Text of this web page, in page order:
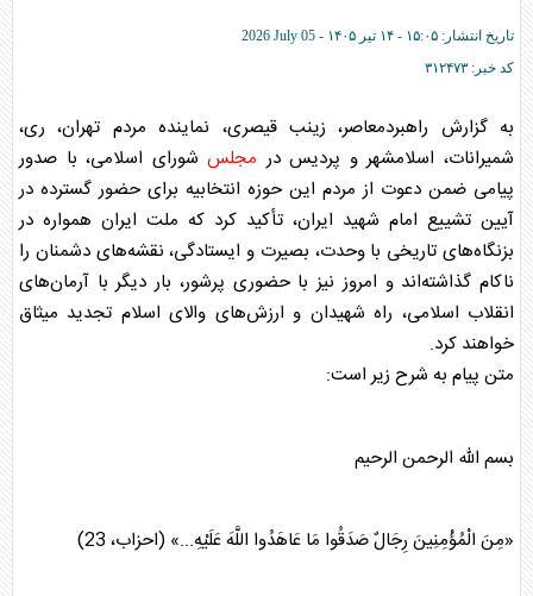
تاریخ انتشار: ۱۵:۰۵ - ۱۴ تير ۱۴۰۵ -
2026 July 05
کد خبر: ۳۱۲۴۷۳
به گزارش راهبردمعاصر، زینب قیصری، نماینده مردم تهران، ری،
شمیرانات، اسلامشهر و پردیس در مجلسشورای اسلامی، با صدور
پیامی ضمن دعوت از مردم این حوزه انتخابیه برای حضور گسترده در
آیین تشییع امام شهید ایران، تأکید کرد که ملت ایران همواره در
بزنگاه‌های تاریخی با وحدت، بصیرت و ایستادگی، نقشه‌های دشمنان را
ناکام گذاشته‌اند و امروز نیز با حضوری پرشور، بار دیگر با آرمان‌های
انقلاب اسلامی، راه شهیدان و ارزش‌های والای اسلام تجدید میثاق
خواهند کرد.
متن پیام به شرح زیر است:
بسم الله الرحمن الرحیم
«مِنَ الْمُؤْمِنِینَ رِجَالٌ صَدَقُوا مَا عَاهَدُوا اللَّهَ عَلَیْهِ...» (احزاب، 23)